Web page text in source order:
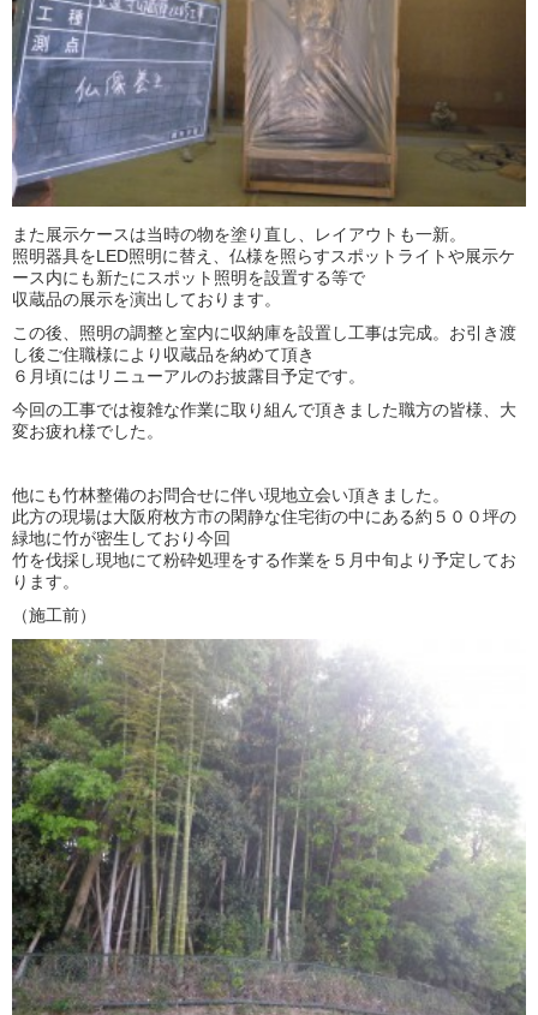
また展示ケースは当時の物を塗り直し、レイアウトも一新。
照明器具をLED照明に替え、仏様を照らすスポットライトや展示ケ
ース内にも新たにスポット照明を設置する等で
収蔵品の展示を演出しております。
この後、照明の調整と室内に収納庫を設置し工事は完成。お引き渡
し後ご住職様により収蔵品を納めて頂き
６月頃にはリニューアルのお披露目予定です。
今回の工事では複雑な作業に取り組んで頂きました職方の皆様、大
変お疲れ様でした。
他にも竹林整備のお問合せに伴い現地立会い頂きました。
此方の現場は大阪府枚方市の閑静な住宅街の中にある約５００坪の
緑地に竹が密生しており今回
竹を伐採し現地にて粉砕処理をする作業を５月中旬より予定してお
ります。
（施工前）